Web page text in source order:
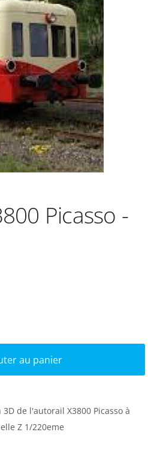
Picasso -
au panier
de l'autorail X3800 Picasso à
Z 1/220eme